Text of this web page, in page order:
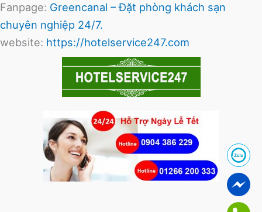
Fanpage: Greencanal – Đặt phòng khách sạn
chuyên nghiệp 24/7.
website: https://hotelservice247.com